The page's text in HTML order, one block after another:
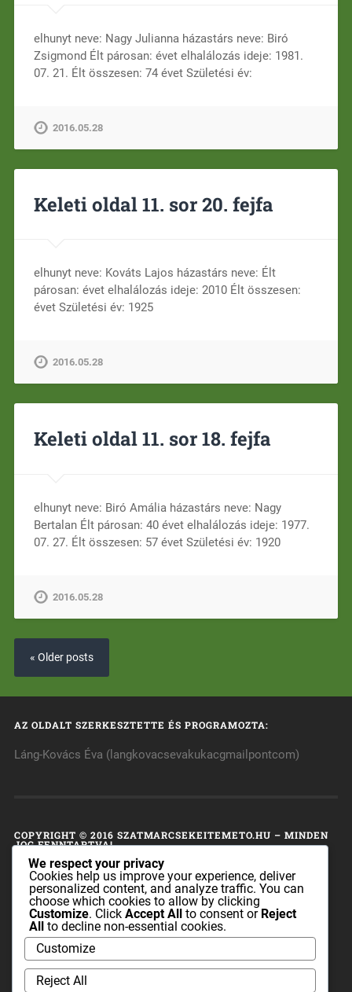
elhunyt neve: Nagy Julianna házastárs neve: Biró
Zsigmond Élt párosan: évet elhalálozás ideje: 1981.
07. 21. Élt összesen: 74 évet Születési év:
2016.05.28
Keleti oldal 11. sor 20. fejfa
elhunyt neve: Kováts Lajos házastárs neve: Élt
párosan: évet elhalálozás ideje: 2010 Élt összesen:
évet Születési év: 1925
2016.05.28
Keleti oldal 11. sor 18. fejfa
elhunyt neve: Biró Amália házastárs neve: Nagy
Bertalan Élt párosan: 40 évet elhalálozás ideje: 1977.
07. 27. Élt összesen: 57 évet Születési év: 1920
2016.05.28
« Older posts
AZ OLDALT SZERKESZTETTE ÉS PROGRAMOZTA:
Láng-Kovács Éva (langkovacsevakukacgmailpontcom)
COPYRIGHT © 2016 SZATMARCSEKEITEMETO.HU – MINDEN
JOG FENNTARTVA!
A honlap tulajdonosa fenntart minden, a honlap bármely
részének bármilyen módszerrel, technikával történő
másolásával és terjesztésével kapcsolatos jogot.
A honlapon található információk sem az egész, sem pedig
részei nem publikálhatók és nem terjeszthetők a
szatmarcsekeitemeto.hu tulajdonosának előzetes írásos
engedélye nélkül.
We respect your privacy
Cookies help us improve your experience, deliver
personalized content, and analyze traffic. You can
choose which cookies to allow by clicking
Customize. Click Accept All to consent or Reject
All to decline non-essential cookies.
Customize
Reject All